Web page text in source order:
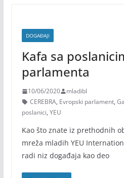
DOGAĐAJI
Kafa sa
parlamenta
10/06/2020
mladibl
CEREBRA, Evropski parlament,
poslanici, YEU
Kao što znate iz prethodnih
mreža mladih YEU
radi niz događaja kao deo